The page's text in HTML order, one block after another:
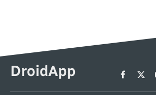
DroidApp Facebook
X